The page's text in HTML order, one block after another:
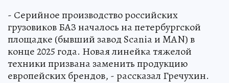
- Серийное производство российских
грузовиков БАЗ началось на петербургской
площадке (бывший завод Scania и MAN) в
конце 2025 года. Новая линейка тяжелой
техники призвана заменить продукцию
европейских брендов, - рассказал Гречухин.